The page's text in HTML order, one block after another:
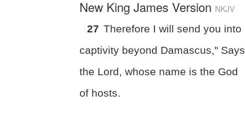
New King James Version NKJV
27 Therefore I will send you into
captivity beyond Damascus," Says
the Lord, whose name is the God
of hosts.